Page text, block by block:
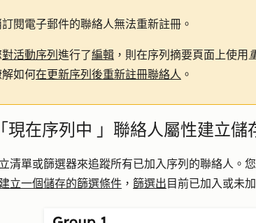
訂閱電子郵件的聯絡人無法重新註冊。
對活動序列 進行了編輯 ，則在序列摘要頁面上使用
如何在更新序列後重新註冊聯絡人 。
現在序列中 」聯絡人屬性建立儲
清單或篩選器來追蹤所有已加入序列的聯絡人。
建立一個儲存的篩選條件 ， 篩選出 目前已加入或未